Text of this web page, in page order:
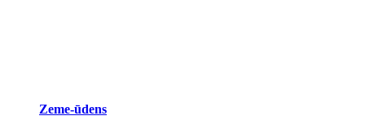
Zeme-ūdens